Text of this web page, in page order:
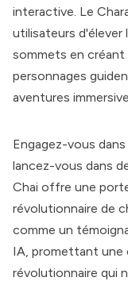
interactive. Le
utilisateurs d'élever
sommets en
personnages
aventures
Engagez-vous
lancez-vous dans
Chai offre une
révolutionnaire de
comme un
IA, promettant une
révolutionnaire qui